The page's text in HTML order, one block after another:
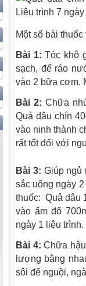
Một số bài
Bài 1: Tóc khô
sạch, để ráo
vào 2 bữa cơm.
Bài 2: Chữa
Quả dâu chín
vào ninh thành
rất tốt đối với
Bài 3: Giúp ngủ
sắc uống ngày
thuốc: Quả dâu
vào ấm đổ
ngày 1 liệu trình.
Bài 4: Chữa
lượng bằng
sôi để nguội,